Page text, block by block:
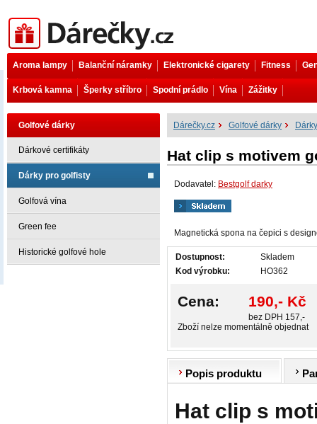
Dárečky.cz
Aroma lampy Balanční náramky Elektronické cigarety Fitness
Krbová kamna Šperky stříbro Spodní prádlo Vína Zážitky
Golfové dárky
Dárkové certifikáty
Dárky pro golfisty
Golfová vína
Green fee
Historické golfové hole
Dárečky.cz Golfové dárky
Hat clip s motivem
Dodavatel: Bestgolf darky
Magnetická spona na čepici s
Dostupnost:
Skladem
Kod výrobku:
HO362
Cena: 190,- Kč
bez DPH 157,-
Zboží nelze momentálně objednat
Popis produktu
Hat clip s